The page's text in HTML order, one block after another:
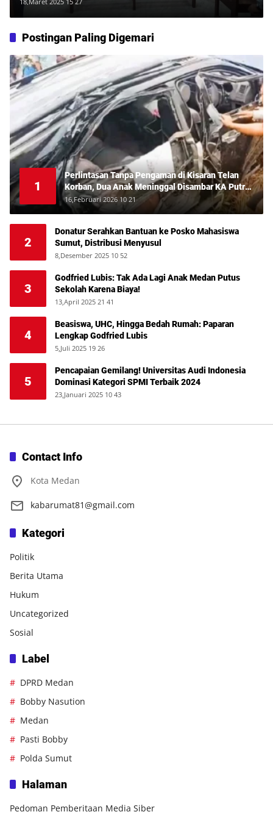
Dinantikan untuk Pembuktian!”
Postingan Paling Digemari
1
Perlintasan Tanpa Pengaman di Kisaran Telan
Korban, Dua Anak Meninggal Disambar KA Putri
Deli
16,Februari 2026 10 21
2
Donatur Serahkan Bantuan ke Posko Mahasiswa
Sumut, Distribusi Menyusul
8,Desember 2025 10 52
3
Godfried Lubis: Tak Ada Lagi Anak Medan Putus
Sekolah Karena Biaya!
13,April 2025 21 41
4
Beasiswa, UHC, Hingga Bedah Rumah: Paparan
Lengkap Godfried Lubis
5,Juli 2025 19 26
5
Pencapaian Gemilang! Universitas Audi Indonesia
Dominasi Kategori SPMI Terbaik 2024
23,Januari 2025 10 43
Contact Info
Kota Medan
kabarumat81@gmail.com
Kategori
Politik
Berita Utama
Hukum
Uncategorized
Sosial
Label
DPRD Medan
Bobby Nasution
Medan
Pasti Bobby
Polda Sumut
Halaman
Pedoman Pemberitaan Media Siber